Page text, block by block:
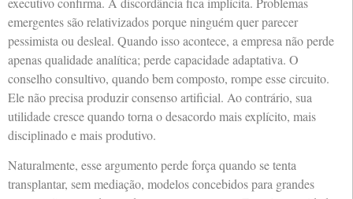
emergentes são relativizados porque ninguém quer parecer
pessimista ou desleal. Quando isso acontece, a empresa não perde
apenas qualidade analítica; perde capacidade adaptativa. O
conselho consultivo, quando bem composto, rompe esse circuito.
Ele não precisa produzir consenso artificial. Ao contrário, sua
utilidade cresce quando torna o desacordo mais explícito, mais
disciplinado e mais produtivo.
Naturalmente, esse argumento perde força quando se tenta
transplantar, sem mediação, modelos concebidos para grandes